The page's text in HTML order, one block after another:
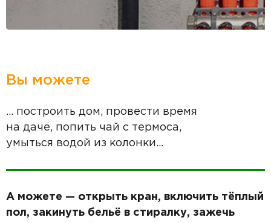
Вы можете
... построить дом, провести время
на даче, попить чай с термоса,
умыться водой из колонки...
А можете — открыть кран, включить тёплый
пол, закинуть бельё в стиралку, зажечь